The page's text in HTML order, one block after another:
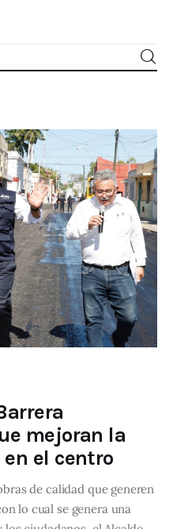
mejoran la
el centro
de calidad que generen
lo cual se genera una